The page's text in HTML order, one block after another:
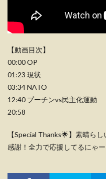
【動画目次】
00:00 OP
01:23 現状
03:34 NATO
12:40 プーチンvs民主化運動
20:58
【Special Thanks🌟】素晴ら
感謝！全力で応援してるにゃ